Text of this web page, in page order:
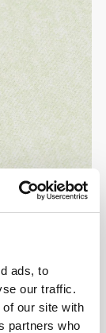
ads, to
our traffic.
our site with
partners who